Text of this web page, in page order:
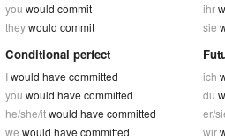
you would commit
theywould commit
ihr
sie
Conditional perfect
Iwould have committed
you would have committed
he/she/itwould have committed
we would have committed
ich
du
er/
wir